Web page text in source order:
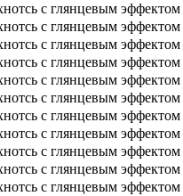
с глянцевым эффектом
с глянцевым эффектом
с глянцевым эффектом
с глянцевым эффектом
с глянцевым эффектом
с глянцевым эффектом
с глянцевым эффектом
с глянцевым эффектом
с глянцевым эффектом
с глянцевым эффектом
с глянцевым эффектом